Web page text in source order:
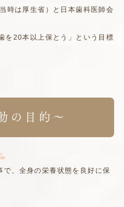
時は厚生省）と日本歯科医師会
を20本以上保とう」という目標
の目的〜
、全身の栄養状態を良好に保